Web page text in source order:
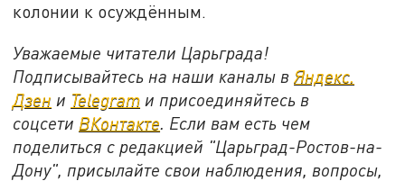
колонии к осуждённым.
Уважаемые читатели Царьграда!
Подписывайтесь на наши каналы вЯндекс.
Дзен и Telegram и присоединяйтесь в
соцсети ВКонтакте. Если вам есть чем
поделиться с редакцией "Царьград-Ростов-на-
Дону", присылайте свои наблюдения, вопросы,